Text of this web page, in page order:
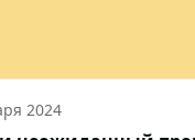
2024